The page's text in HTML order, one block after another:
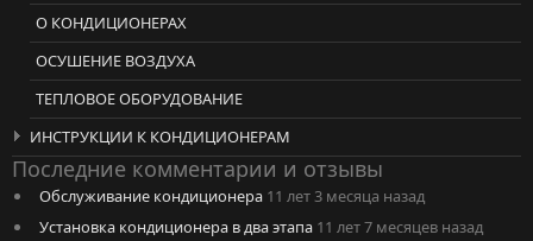
О КОНДИЦИОНЕРАХ
ОСУШЕНИЕ ВОЗДУХА
ТЕПЛОВОЕ ОБОРУДОВАНИЕ
ИНСТРУКЦИИ К КОНДИЦИОНЕРАМ
Последние комментарии и отзывы
Обслуживание кондиционера 11 лет 3 месяца назад
Установка кондиционера в два этапа 11 лет 7 месяцев назад